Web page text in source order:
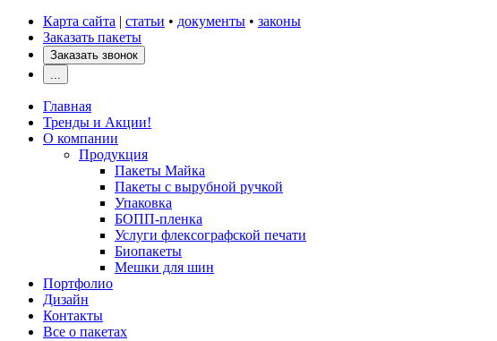
Карта сайта | статьи • документы • законы
Заказать пакеты
Заказать звонок
...
Главная
Тренды и Акции!
О компании
Продукция
Пакеты Майка
Пакеты с вырубной ручкой
Упаковка
БОПП-пленка
Услуги флексографской печати
Биопакеты
Мешки для шин
Портфолио
Дизайн
Контакты
Все о пакетах